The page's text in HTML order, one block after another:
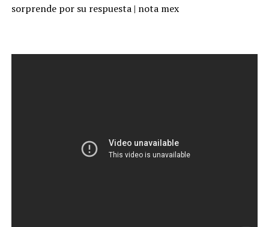
sorprende por su respuesta | nota mex